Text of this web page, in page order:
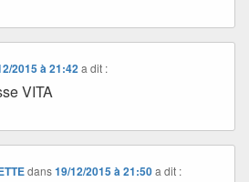
2015 à 21:42 a dit :
VITA
dans19/12/2015 à 21:50 a dit :